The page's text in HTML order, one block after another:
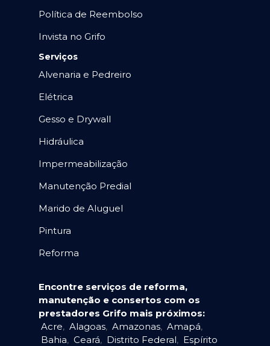
Política de Reembolso
Invista no Grifo
Serviços
Alvenaria e Pedreiro
Elétrica
Gesso e Drywall
Hidráulica
Impermeabilização
Manutenção Predial
Marido de Aluguel
Pintura
Reforma
Encontre serviços de reforma,
manutenção e consertos com os
prestadores Grifo mais próximos:
Acre, Alagoas, Amazonas, Amapá,
Bahia, Ceará, Distrito Federal, Espírito